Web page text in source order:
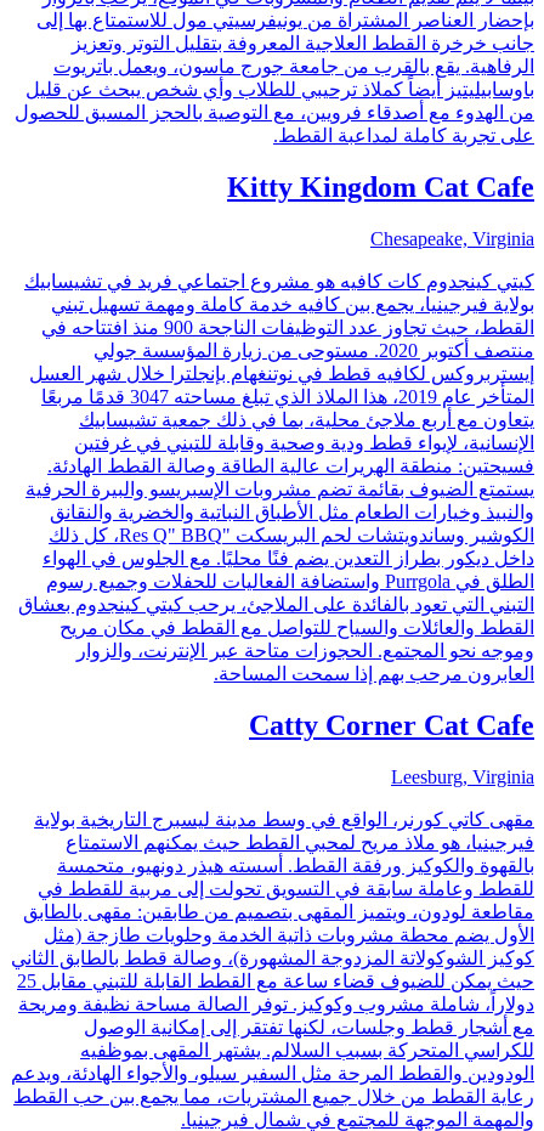
بإحضار العناصر المشتراة من يونيفرسيتي مول للاستمتاع بها إلى
جانب خرخرة القطط العلاجية المعروفة بتقليل التوتر وتعزيز
الرفاهية. يقع بالقرب من جامعة جورج ماسون، ويعمل باتريوت
باوسابيليتيز أيضاً كملاذ ترحيبي للطلاب وأي شخص يبحث عن قليل
من الهدوء مع أصدقاء فرويين، مع التوصية بالحجز المسبق للحصول
على تجربة كاملة لمداعبة القطط.
Kitty Kingdom Cat Cafe
Chesapeake, Virginia
كيتي كينجدوم كات كافيه هو مشروع اجتماعي فريد في تشيسابيك
بولاية فيرجينيا، يجمع بين كافيه خدمة كاملة ومهمة تسهيل تبني
القطط، حيث تجاوز عدد التوظيفات الناجحة 900 منذ افتتاحه في
منتصف أكتوبر 2020. مستوحى من زيارة المؤسسة جولي
إيستربروكس لكافيه قطط في نوتنغهام بإنجلترا خلال شهر العسل
المتأخر عام 2019، هذا الملاذ الذي تبلغ مساحته 3047 قدمًا مربعًا
يتعاون مع أربع ملاجئ محلية، بما في ذلك جمعية تشيسابيك
الإنسانية، لإيواء قطط ودية وصحية وقابلة للتبني في غرفتين
فسيحتين: منطقة الهريرات عالية الطاقة وصالة القطط الهادئة.
يستمتع الضيوف بقائمة تضم مشروبات الإسبريسو والبيرة الحرفية
والنبيذ وخيارات الطعام مثل الأطباق النباتية والخضرية والنقانق
الكوشير وساندويتشات لحم البريسكت "Res Q" BBQ، كل ذلك
داخل ديكور بطراز التعدين يضم فنًا محليًا. مع الجلوس في الهواء
الطلق في Purrgola واستضافة الفعاليات للحفلات وجميع رسوم
التبني التي تعود بالفائدة على الملاجئ، يرحب كيتي كينجدوم بعشاق
القطط والعائلات والسياح للتواصل مع القطط في مكان مريح
وموجه نحو المجتمع. الحجوزات متاحة عبر الإنترنت، والزوار
العابرون مرحب بهم إذا سمحت المساحة.
Catty Corner Cat Cafe
Leesburg, Virginia
مقهى كاتي كورنر، الواقع في وسط مدينة ليسبرج التاريخية بولاية
فيرجينيا، هو ملاذ مريح لمحبي القطط حيث يمكنهم الاستمتاع
بالقهوة والكوكيز ورفقة القطط. أسسته هيذر دونهيو، متحمسة
للقطط وعاملة سابقة في التسويق تحولت إلى مربية للقطط في
مقاطعة لودون، ويتميز المقهى بتصميم من طابقين: مقهى بالطابق
الأول يضم محطة مشروبات ذاتية الخدمة وحلويات طازجة (مثل
كوكيز الشوكولاتة المزدوجة المشهورة)، وصالة قطط بالطابق الثاني
حيث يمكن للضيوف قضاء ساعة مع القطط القابلة للتبني مقابل 25
دولاراً، شاملة مشروب وكوكيز. توفر الصالة مساحة نظيفة ومريحة
مع أشجار قطط وجلسات، لكنها تفتقر إلى إمكانية الوصول
للكراسي المتحركة بسبب السلالم. يشتهر المقهى بموظفيه
الودودين والقطط المرحة مثل السفير سيلو، والأجواء الهادئة، ويدعم
رعاية القطط من خلال جميع المشتريات، مما يجمع بين حب القطط
والمهمة الموجهة للمجتمع في شمال فيرجينيا.